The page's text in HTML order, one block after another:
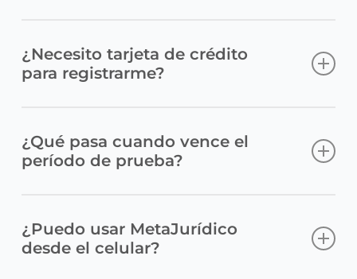
¿Necesito tarjeta de crédito
para registrarme?
datos de pago.
¿Qué pasa cuando vence el
período de prueba?
ni renovación si no elegís continuar.
¿Puedo usar MetaJurídico
desde el celular?